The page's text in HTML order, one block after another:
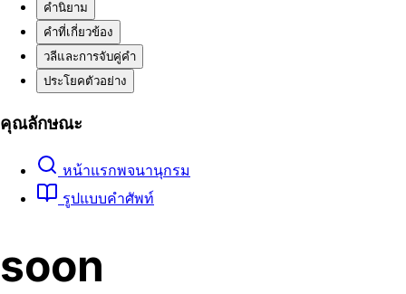
คำนิยาม
คำที่เกี่ยวข้อง
วลีและการจับคู่คำ
ประโยคตัวอย่าง
คุณลักษณะ
หน้าแรกพจนานุกรม
รูปแบบคำศัพท์
soon